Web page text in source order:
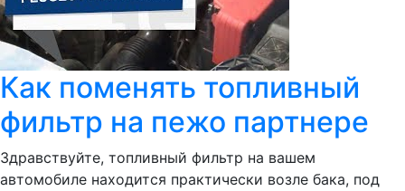
Как поменять топливный
фильтр на пежо партнере
Здравствуйте, топливный фильтр на вашем
автомобиле находится практически возле бака, под